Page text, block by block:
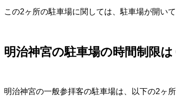
この2ヶ所の駐車場に関しては、駐車場が開い
明治神宮の駐車場の時間制限
明治神宮の一般参拝客の駐車場は、以下の2ヶ所